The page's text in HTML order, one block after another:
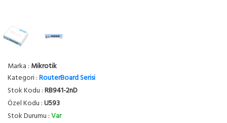
Marka : Mikrotik
Kategori :RouterBoard Serisi
Stok Kodu :RB941-2nD
Özel Kodu :U593
Stok Durumu :Var